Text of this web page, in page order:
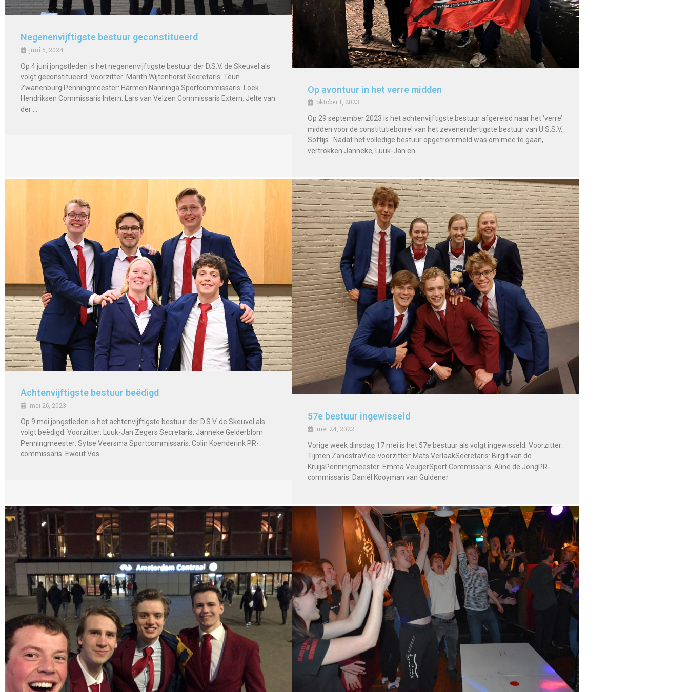
Negenenvijftigste bestuur geconstitueerd
juni 5, 2024
Op 4 juni jongstleden is het negenenvijftigste bestuur der D.S.V. de Skeuvel als
volgt geconstitueerd: Voorzitter: Marith Wijtenhorst Secretaris: Teun
Zwanenburg Penningmeester: Harmen Nanninga Sportcommissaris: Loek
Hendriksen Commissaris Intern: Lars van Velzen Commissaris Extern: Jelte van
der …
Op avontuur in het verre midden
oktober 1, 2023
Op 29 september 2023 is het achtenvijftigste bestuur afgereisd naar het ‘verre’
midden voor de constitutieborrel van het zevenendertigste bestuur van U.S.S.V.
Softijs. Nadat het volledige bestuur opgetrommeld was om mee te gaan,
vertrokken Janneke, Luuk-Jan en …
Achtenvijftigste bestuur beëdigd
mei 26, 2023
Op 9 mei jongstleden is het achtenvijftigste bestuur der D.S.V. de Skeuvel als
volgt beëdigd: Voorzitter: Luuk-Jan Zegers Secretaris: Janneke Gelderblom
Penningmeester: Sytse Veersma Sportcommissaris: Colin Koenderink PR-
commissaris: Ewout Vos
57e bestuur ingewisseld
mei 24, 2022
Vorige week dinsdag 17 mei is het 57e bestuur als volgt ingewisseld: Voorzitter:
Tijmen ZandstraVice-voorzitter: Mats VerlaakSecretaris: Birgit van de
KruijsPenningmeester: Emma VeugerSport Commissaris: Aline de JongPR-
commissaris: Daniël Kooyman van Guldener